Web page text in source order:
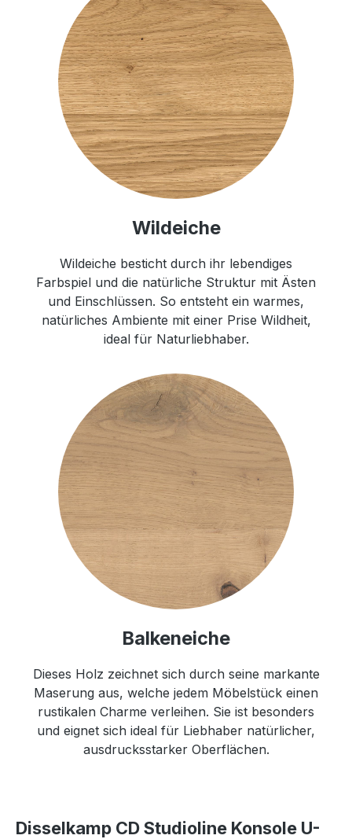
Wildeiche
Wildeiche besticht durch ihr lebendiges
Farbspiel und die natürliche Struktur mit Ästen
und Einschlüssen. So entsteht ein warmes,
natürliches Ambiente mit einer Prise Wildheit,
ideal für Naturliebhaber.
Balkeneiche
Dieses Holz zeichnet sich durch seine markante
Maserung aus, welche jedem Möbelstück einen
rustikalen Charme verleihen. Sie ist besonders
und eignet sich ideal für Liebhaber natürlicher,
ausdrucksstarker Oberflächen.
Disselkamp CD Studioline Konsole U-